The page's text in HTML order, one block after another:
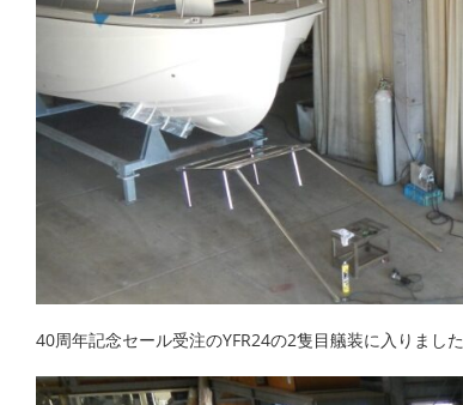
40周年記念セール受注のYFR24の2隻目艤装に入りました